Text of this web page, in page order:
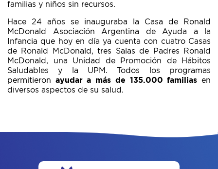
familias y niños sin recursos.
Hace 24 años se inauguraba la Casa de Ronald
McDonald Asociación Argentina de Ayuda a la
Infancia que hoy en día ya cuenta con cuatro Casas
de Ronald McDonald, tres Salas de Padres Ronald
McDonald, una Unidad de Promoción de Hábitos
Saludables y la UPM. Todos los programas
permitieron ayudar a más de 135.000 familias en
diversos aspectos de su salud.